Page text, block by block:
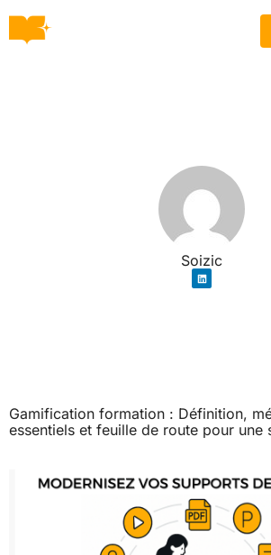
Soizic
Gamification formation : Définition,
essentiels et feuille de route pour une